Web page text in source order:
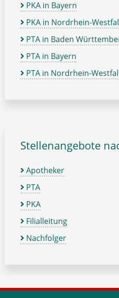
PKA in Bayern
PKA in Nordrhein-
PTA in Baden
PTA in Bayern
PTA in Nordrhein-
Stellenangebote
Apotheker
PTA
PKA
Filialleitung
Nachfolger